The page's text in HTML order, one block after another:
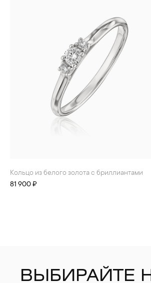
МУЖЧИНАМ
ХРУСТАЛЬ И ФАРФОР
Кольцо из белого золота с бриллиантами
81 900 ₽
ВЫБИРАЙТЕ